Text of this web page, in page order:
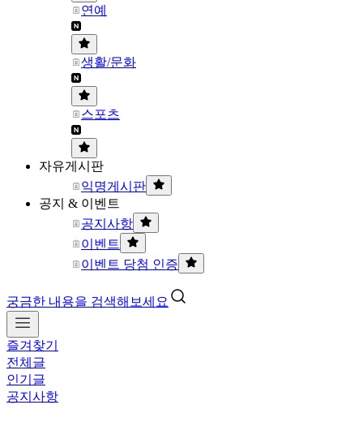
연예
생활/문화
스포츠
자유게시판
익명게시판
공지 & 이벤트
공지사항
이벤트
이벤트 당첨 인증
궁금한 내용을 검색해보세요
즐겨찾기
전체글
인기글
공지사항